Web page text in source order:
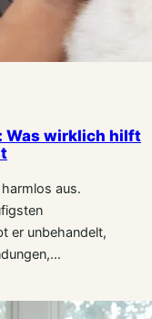
Was wirklich hilft
aus.
er unbehandelt,